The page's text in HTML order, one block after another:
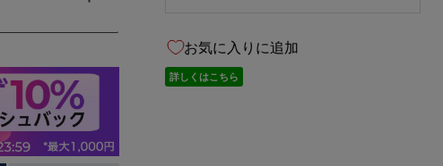
142
お気に入りに追加
詳しくはこちら